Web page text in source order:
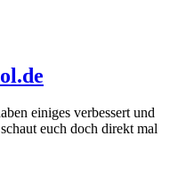
einiges verbessert und
euch doch direkt mal